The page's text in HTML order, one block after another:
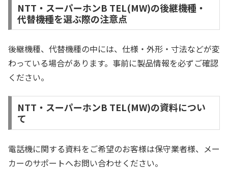
NTT・スーパーホンB TEL(MW)の後継機種・
代替機種を選ぶ際の注意点
後継機種、代替機種の中には、仕様・外形・寸法などが変
わっている場合があります。事前に製品情報を必ずご確認
ください。
NTT・スーパーホンB TEL(MW)の資料につい
て
電話機に関する資料をご希望のお客様は保守業者様、メー
カーのサポートへお問い合わせください。